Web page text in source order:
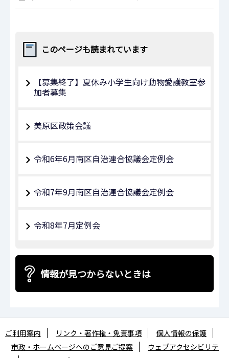
このページも読まれています
【募集終了】夏休み小学生向け動物愛護教室参
加者募集
美原区政策会議
令和6年6月南区自治連合協議会定例会
令和7年9⽉南区⾃治連合協議会定例会
令和8年7月定例会
情報が見つからないときは
ご利用案内 リンク・著作権・免責事項
個人情報の保護
市政・ホームページへのご意見ご提案
ウェブアクセシビリテ